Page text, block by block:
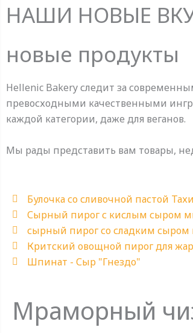
НАШИ НОВЫЕ
новые продукты
Hellenic Bakery следит за
превосходными качественными
каждой категории, даже для веганов.
Мы рады представить вам товары,
Булочка со сливочной пастой
Сырный пирог с кислым сыром
сырный пирог со сладким сыром
Критский овощной пирог для
Шпинат - Сыр "Гнездо"
Мраморный